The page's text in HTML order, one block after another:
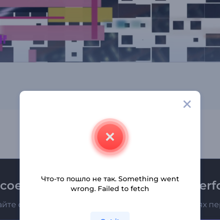
к рассылке
о последних новостях и новых предложениях
Что-то пошло не так. Something went
wrong. Failed to fetch